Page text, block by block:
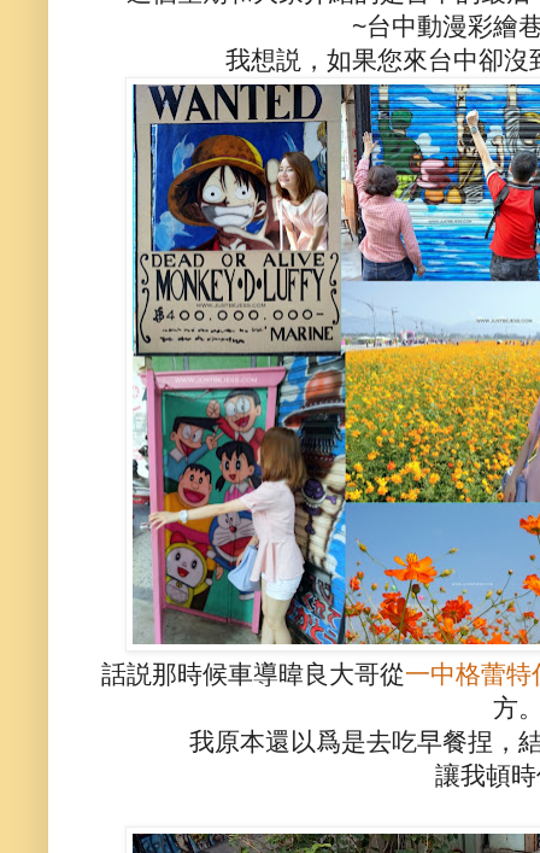
~台中動漫彩繪
我想説，如果您來台中卻
話説那時候車導暐良大哥從一中格蕾特
方
我原本還以爲是去吃早餐捏，
讓我頓